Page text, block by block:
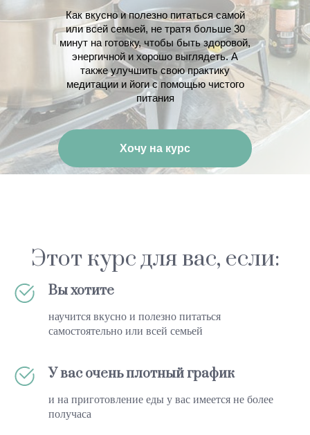
Хочу на курс
Как вкусно и полезно питаться самой
или всей семьей, не тратя больше 30
минут на готовку, чтобы быть здоровой,
энергичной и хорошо выглядеть. А
также улучшить свою практику
медитации и йоги с помощью чистого
питания
Этот курс для вас, если:
Вы хотите
научится вкусно и полезно питаться
самостоятельно или всей семьей
У вас очень плотный график
и на приготовление еды у вас имеется не более
получаса